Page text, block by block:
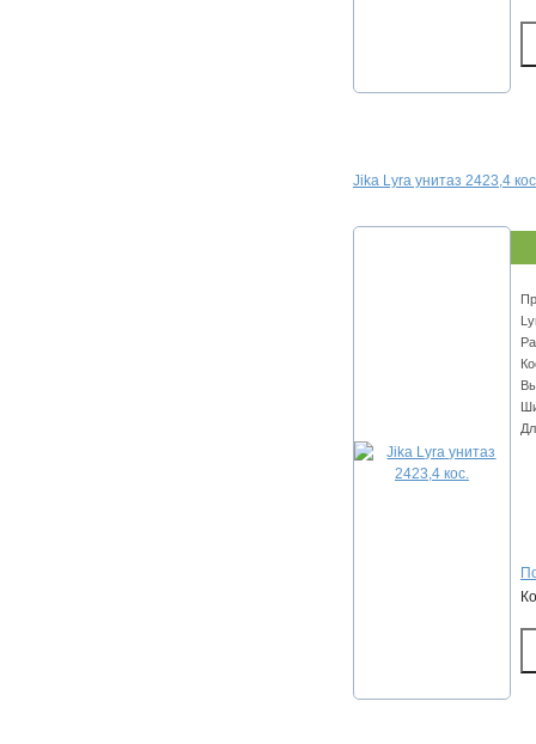
Jika Lyra унитаз 2423,4